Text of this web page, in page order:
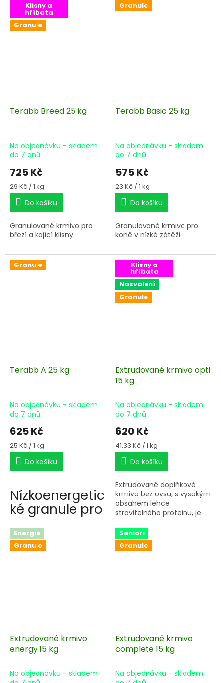
Klisny a
hříbata
Granule
Terabb Breed 25 kg
Na objednávku - skladem
do 7 dnů
725 Kč
Měrná
cena:
29 Kč / 1 kg
Do košíku
Granulované krmivo pro
březí a kojící klisny.
Granule
Terabb Basic 25 kg
Na objednávku - skladem
do 7 dnů
575 Kč
Měrná
cena:
23 Kč / 1 kg
Do košíku
Granulované krmivo pro
koně v nízké zátěži.
Granule
Terabb A 25 kg
Na objednávku - skladem
do 7 dnů
625 Kč
Měrná
cena:
25 Kč / 1 kg
Do košíku
Nízkoenergetic
ké granule pro
všechny koně.
Klisny a
hříbata
Nasvalení
Granule
Extrudované krmivo opti
15 kg
Na objednávku - skladem
do 7 dnů
620 Kč
Měrná
cena:
41,33 Kč / 1 kg
Do košíku
Extrudované doplňkové
krmivo bez ovsa, s vysokým
obsahem lehce
stravitelného proteinu, je
stavebním kamenem pro
sestavení denní krmné
dávky každého koně bez
ohledu na kategorii a
hříbatům a mladým koním
pro zdravý růst a vývoj.
Energie
Granule
Extrudované krmivo
energy 15 kg
Na objednávku - skladem
Senioři
Granule
Extrudované krmivo
complete 15 kg
Na objednávku - skladem